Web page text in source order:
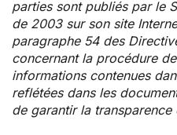
parties sont publiés par le
de 2003 sur son site
paragraphe 54 des
concernant la procédure
informations contenues
reflétées dans les
de garantir la transparence